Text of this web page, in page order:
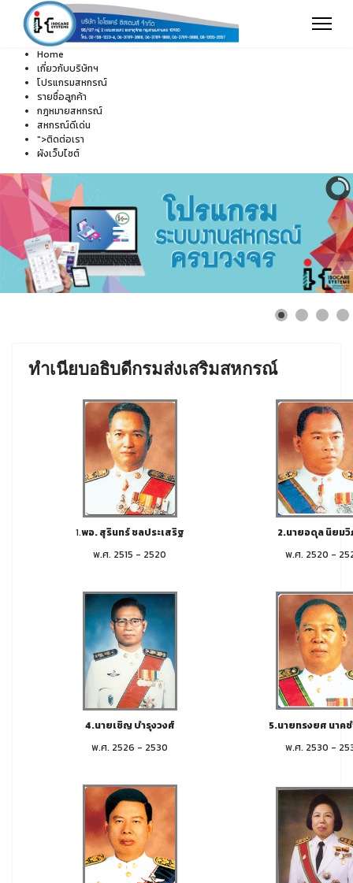
Home
เกี่ยวกับบริษัทฯ
โปรแกรมสหกรณ์
รายชื่อลูกค้า
กฎหมายสหกรณ์
สหกรณ์ดีเด่น
">ติดต่อเรา
ผังเว็บไซต์
ทำเนียบอธิบดีกรมส่งเสริมสหกรณ์
1.พอ. สุรินทร์ ชลประเสริฐ
2.นายอดุล นิยมวิ
พ.ศ. 2515 - 2520
พ.ศ. 2520 -
4.นายเชิญ บำรุงวงศ์
5.นายทรงยศ นาค
พ.ศ. 2526 - 2530
พ.ศ. 2530 -